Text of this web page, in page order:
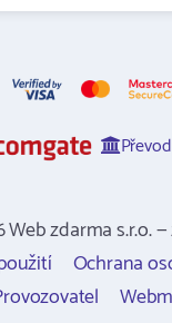
zdarma s.r.o.
Ochrana